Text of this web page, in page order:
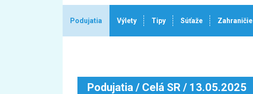
Podujatia Výlety Tipy Súťaže Zahraničie
Podujatia / Celá SR / 13.05.2025